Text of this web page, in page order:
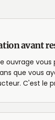
avant
ouvrage vous
que vous
C'est le